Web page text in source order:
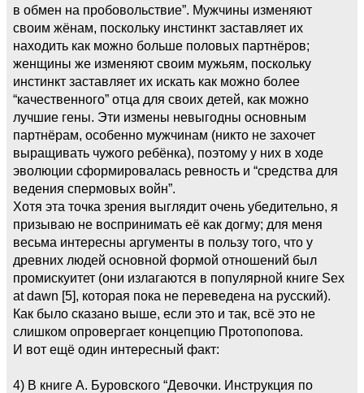
в обмен на пробовольствие”. Мужчины изменяют
своим жёнам, поскольку инстинкт заставляет их
находить как можно больше половых партнёров;
женщины же изменяют своим мужьям, поскольку
инстинкт заставляет их искать как можно более
“качественного” отца для своих детей, как можно
лучшие гены. Эти измены невыгодны основным
партнёрам, особенно мужчинам (никто не захочет
выращивать чужого ребёнка), поэтому у них в ходе
эволюции сформировалась ревность и “средства для
ведения спермовых войн”.
Хотя эта точка зрения выглядит очень убедительно, я
призываю не воспринимать её как догму; для меня
весьма интересны аргументы в пользу того, что у
древних людей основной формой отношений был
промискуитет (они излагаются в популярной книге Sex
at dawn [5], которая пока не переведена на русский).
Как было сказано выше, если это и так, всё это не
слишком опровергает концепцию Протопопова.
И вот ещё один интересный факт:
4) В книге А. Буровского “Девочки. Инструкция по